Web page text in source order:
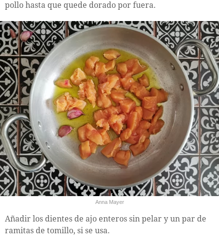
pollo hasta que quede dorado por fuera.
Anna Mayer
Añadir los dientes de ajo enteros sin pelar y un par de
ramitas de tomillo, si se usa.